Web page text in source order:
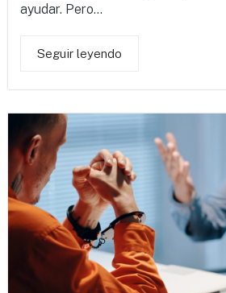
ayudar. Pero...
Seguir leyendo